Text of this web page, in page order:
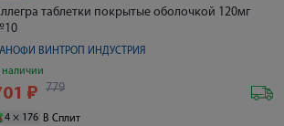
таблетки покрытые оболочкой 120мг
ВИНТРОП ИНДУСТРИЯ
наличии
₽ 779
4 × 176 В Сплит